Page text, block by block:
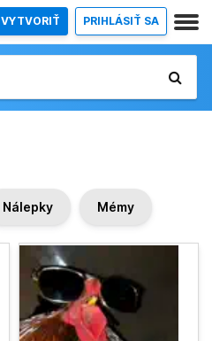
VYTVORIŤ PRIHLÁSIŤ SA
Nálepky Mémy